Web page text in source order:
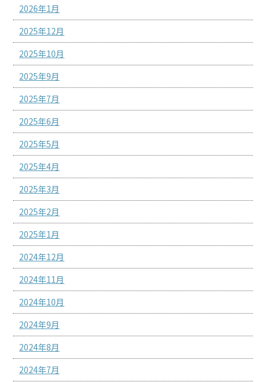
2026年1月
2025年12月
2025年10月
2025年9月
2025年7月
2025年6月
2025年5月
2025年4月
2025年3月
2025年2月
2025年1月
2024年12月
2024年11月
2024年10月
2024年9月
2024年8月
2024年7月